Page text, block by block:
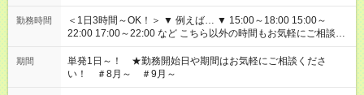
勤務時間
＜1日3時間～OK！＞ ▼ 例えば… ▼ 15:00～18:00 15:00～
22:00 17:00～22:00 など こちら以外の時間もお気軽にご相談く
ださい！
期間
単発1日～！ ★勤務開始日や期間はお気軽にご相談くださ
い！ ＃8月～ ＃9月～